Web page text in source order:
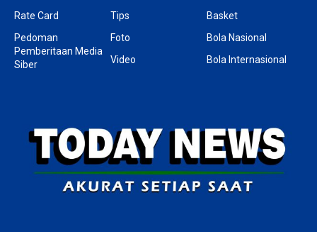
Rate Card
Pedoman
Pemberitaan Media
Siber
Tips
Foto
Video
Basket
Bola Nasional
Bola Internasional